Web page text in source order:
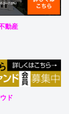
動産
ド